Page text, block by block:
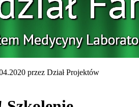
przez Dział Projektów